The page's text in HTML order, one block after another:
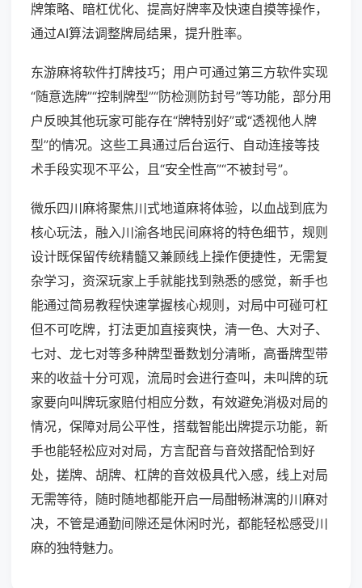
牌策略、暗杠优化、提高好牌率及快速自摸等操作，
通过AI算法调整牌局结果，提升胜率。
东游麻将软件打牌技巧；用户可通过第三方软件实现
“随意选牌”“控制牌型”“防检测防封号”等功能，部分用
户反映其他玩家可能存在“牌特别好”或“透视他人牌
型”的情况。这些工具通过后台运行、自动连接等技
术手段实现不平公，且“安全性高”“不被封号”。
微乐四川麻将聚焦川式地道麻将体验，以血战到底为
核心玩法，融入川渝各地民间麻将的特色细节，规则
设计既保留传统精髓又兼顾线上操作便捷性，无需复
杂学习，资深玩家上手就能找到熟悉的感觉，新手也
能通过简易教程快速掌握核心规则，对局中可碰可杠
但不可吃牌，打法更加直接爽快，清一色、大对子、
七对、龙七对等多种牌型番数划分清晰，高番牌型带
来的收益十分可观，流局时会进行查叫，未叫牌的玩
家要向叫牌玩家赔付相应分数，有效避免消极对局的
情况，保障对局公平性，搭载智能出牌提示功能，新
手也能轻松应对对局，方言配音与音效搭配恰到好
处，搓牌、胡牌、杠牌的音效极具代入感，线上对局
无需等待，随时随地都能开启一局酣畅淋漓的川麻对
决，不管是通勤间隙还是休闲时光，都能轻松感受川
麻的独特魅力。